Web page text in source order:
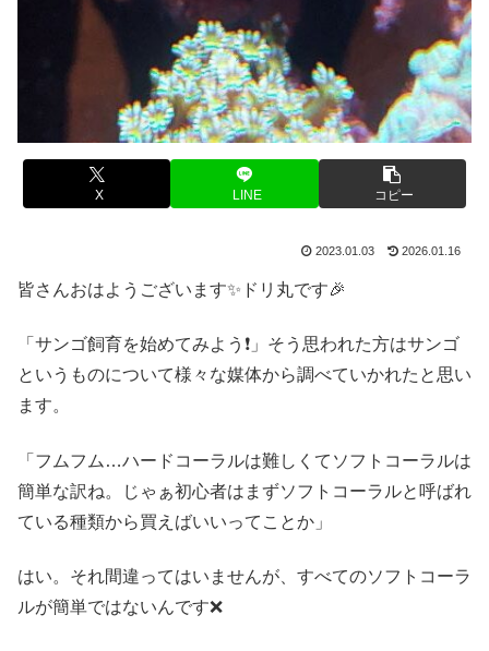
X LINE コピー
2023.01.03 2026.01.16
皆さんおはようございます✨ドリ丸です🎉
「サンゴ飼育を始めてみよう❗」そう思われた方はサンゴ
というものについて様々な媒体から調べていかれたと思い
ます。
「フムフム…ハードコーラルは難しくてソフトコーラルは
簡単な訳ね。じゃぁ初心者はまずソフトコーラルと呼ばれ
ている種類から買えばいいってことか」
はい。それ間違ってはいませんが、すべてのソフトコーラ
ルが簡単ではないんです❌